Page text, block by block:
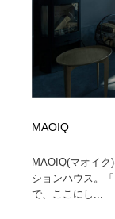
MAOIQ
MAOIQ(マオイク
ションハウス。
で、ここにし...